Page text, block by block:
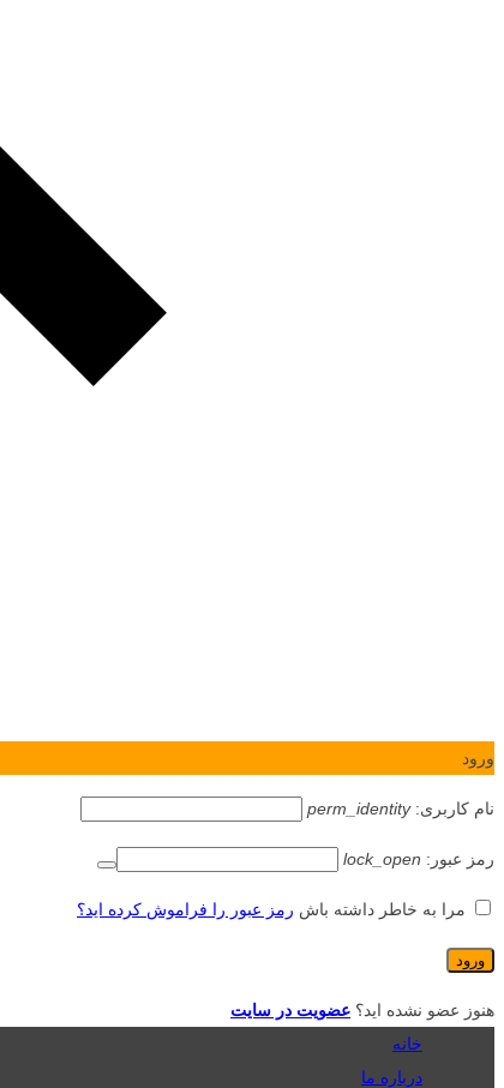
ورود
نام کاربری:perm_identity
رمز عبور: lock_open
مرا به خاطر داشته باش رمز عبور را فراموش کرده اید؟
هنوز عضو نشده اید؟ عضویت در سایت
خانه
درباره ما